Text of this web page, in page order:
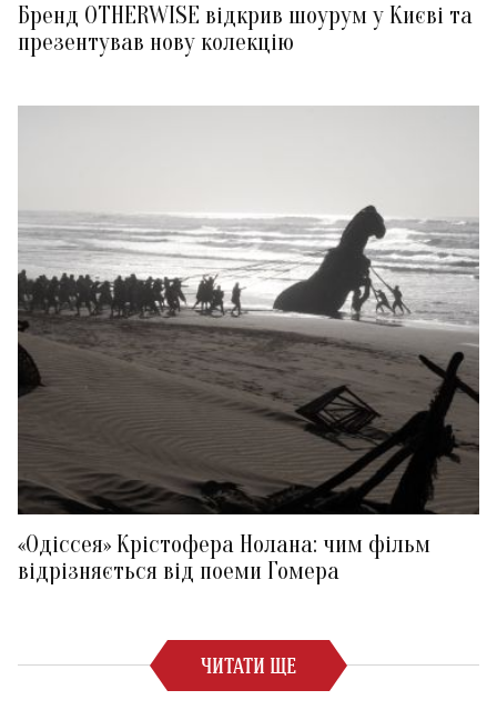
Бренд OTHERWISE відкрив шоурум у Києві та
презентував нову колекцію
«Одіссея» Крістофера Нолана: чим фільм
відрізняється від поеми Гомера
ЧИТАТИ ЩЕ